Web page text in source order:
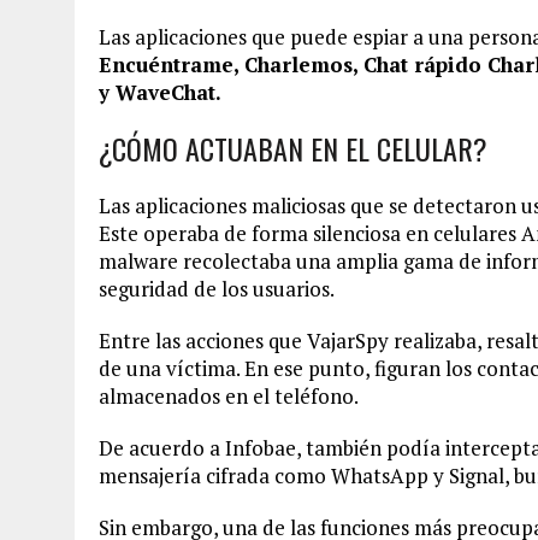
Las aplicaciones que puede espiar a una
Encuéntrame, Charlemos, Chat rápido
y WaveChat.
¿CÓMO ACTUABAN EN EL CELULAR?
Las aplicaciones maliciosas que se detectaron
Este operaba de forma silenciosa en celulares
malware recolectaba una amplia gama de
seguridad de los usuarios.
Entre las acciones que VajarSpy realizaba,
de una víctima. En ese punto, figuran los
almacenados en el teléfono.
De acuerdo a Infobae, también podía
mensajería cifrada como WhatsApp y Signal,
Sin embargo, una de las funciones más